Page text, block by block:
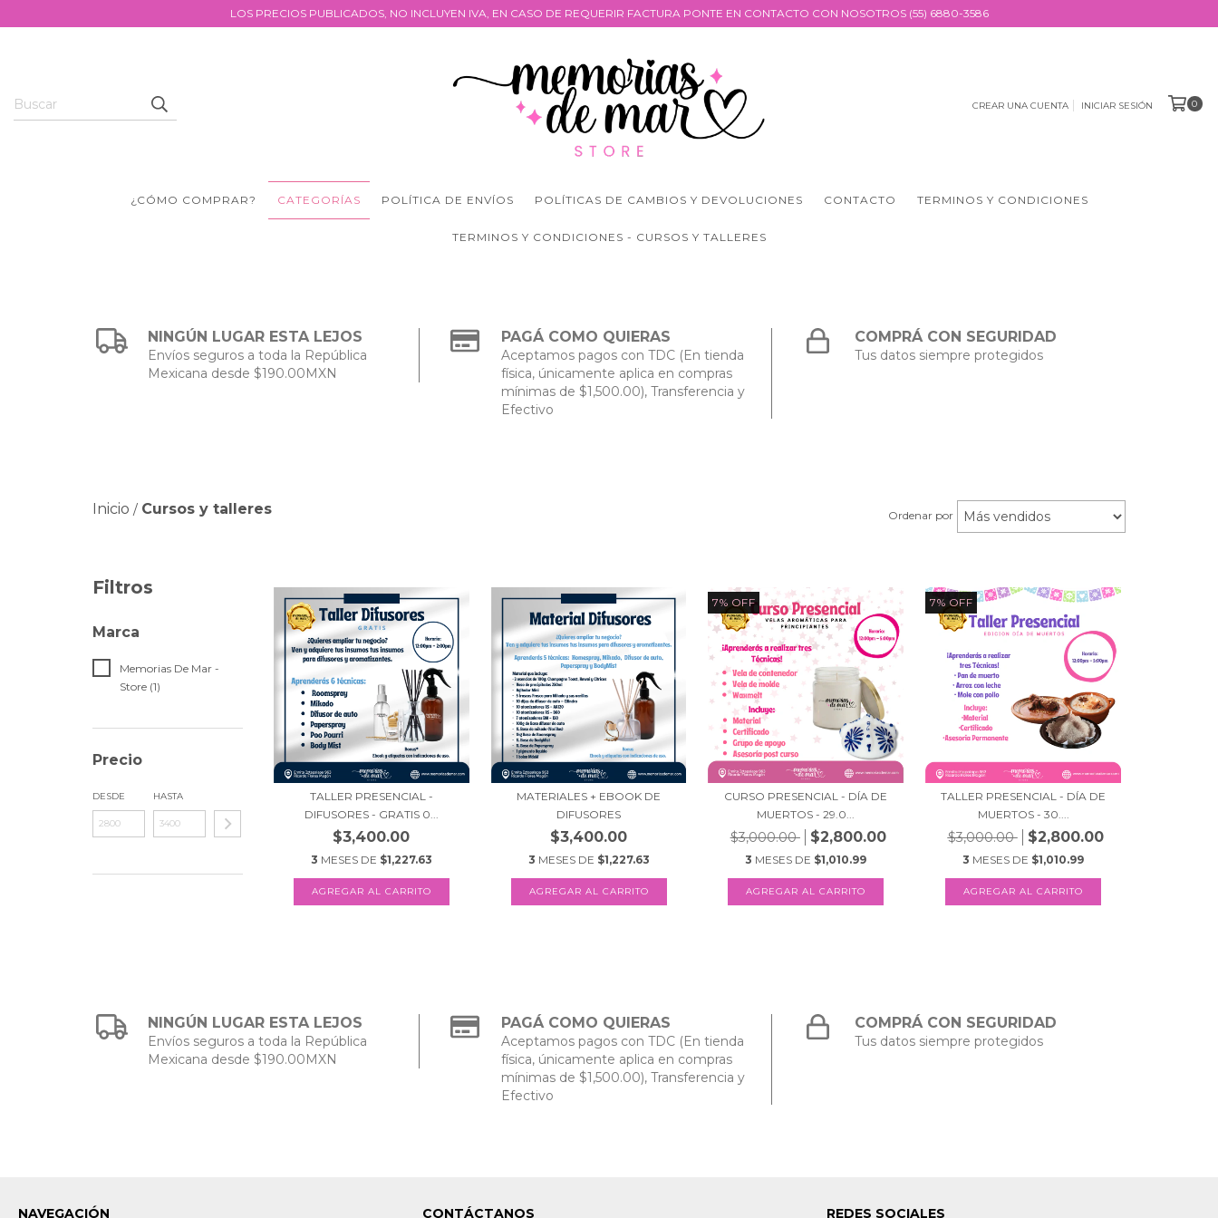
LOS PRECIOS PUBLICADOS, NO INCLUYEN IVA, EN CASO DE REQUERIR FACTURA PONTE EN CONTACTO CON NOSOTROS (55) 6880-3586
CREAR UNA CUENTA INICIAR SESIÓN 0
¿CÓMO COMPRAR? CATEGORÍAS POLÍTICA DE ENVÍOS POLÍTICAS DE CAMBIOS Y DEVOLUCIONES CONTACTO TERMINOS Y CONDICIONES
TERMINOS Y CONDICIONES - CURSOS Y TALLERES
NINGÚN LUGAR ESTA LEJOS
Envíos seguros a toda la República
Mexicana desde $190.00MXN
PAGÁ COMO QUIERAS
Aceptamos pagos con TDC (En tienda
física, únicamente aplica en compras
mínimas de $1,500.00), Transferencia y
Efectivo
COMPRÁ CON SEGURIDAD
Tus datos siempre protegidos
Inicio / Cursos y talleres Ordenar por
Filtros
Marca
Memorias De Mar -
Store (1)
Precio
DESDE HASTA
TALLER PRESENCIAL -
DIFUSORES - GRATIS 0...
$3,400.00
3 MESES DE $1,227.63
MATERIALES + EBOOK DE
DIFUSORES
$3,400.00
3 MESES DE $1,227.63
7% OFF
CURSO PRESENCIAL - DÍA DE
MUERTOS - 29.0...
$3,000.00 $2,800.00
3 MESES DE $1,010.99
7% OFF
TALLER PRESENCIAL - DÍA DE
MUERTOS - 30....
$3,000.00 $2,800.00
3 MESES DE $1,010.99
NINGÚN LUGAR ESTA LEJOS
Envíos seguros a toda la República
Mexicana desde $190.00MXN
PAGÁ COMO QUIERAS
Aceptamos pagos con TDC (En tienda
física, únicamente aplica en compras
mínimas de $1,500.00), Transferencia y
Efectivo
COMPRÁ CON SEGURIDAD
Tus datos siempre protegidos
NAVEGACIÓN CONTÁCTANOS REDES SOCIALES